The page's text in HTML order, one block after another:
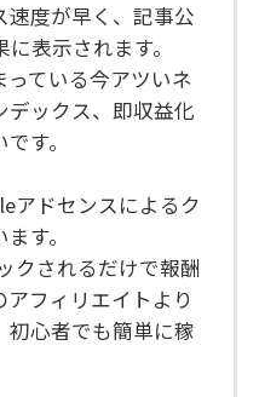
速度が早く、記事公
表示されます。
ている今アツいネ
デックス、即収益化
す。
アドセンスによるク
す。
クされるだけで報酬
フィリエイトより
心者でも簡単に稼